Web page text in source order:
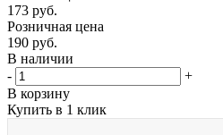
173 руб.
Розничная цена
190 руб.
В наличии
-
+
В корзину
Купить в 1 клик